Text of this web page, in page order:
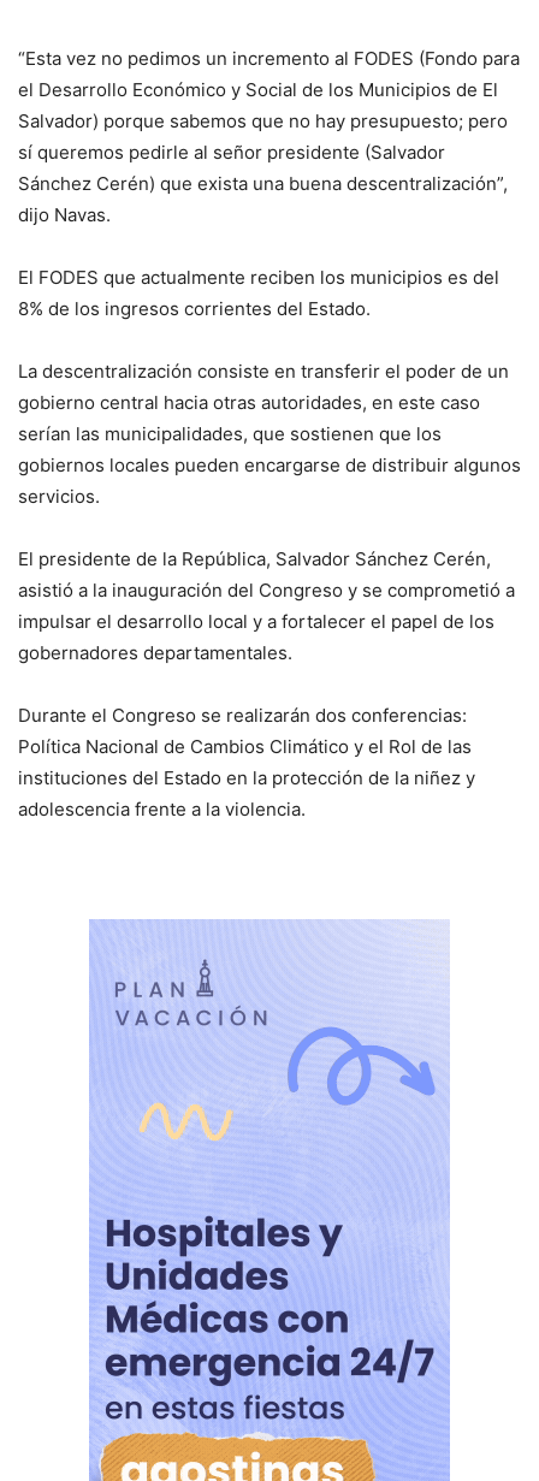
“Esta vez no pedimos un incremento al FODES (Fondo para
el Desarrollo Económico y Social de los Municipios de El
Salvador) porque sabemos que no hay presupuesto; pero
sí queremos pedirle al señor presidente (Salvador
Sánchez Cerén) que exista una buena descentralización”,
dijo Navas.
El FODES que actualmente reciben los municipios es del
8% de los ingresos corrientes del Estado.
La descentralización consiste en transferir el poder de un
gobierno central hacia otras autoridades, en este caso
serían las municipalidades, que sostienen que los
gobiernos locales pueden encargarse de distribuir algunos
servicios.
El presidente de la República, Salvador Sánchez Cerén,
asistió a la inauguración del Congreso y se comprometió a
impulsar el desarrollo local y a fortalecer el papel de los
gobernadores departamentales.
Durante el Congreso se realizarán dos conferencias:
Política Nacional de Cambios Climático y el Rol de las
instituciones del Estado en la protección de la niñez y
adolescencia frente a la violencia.